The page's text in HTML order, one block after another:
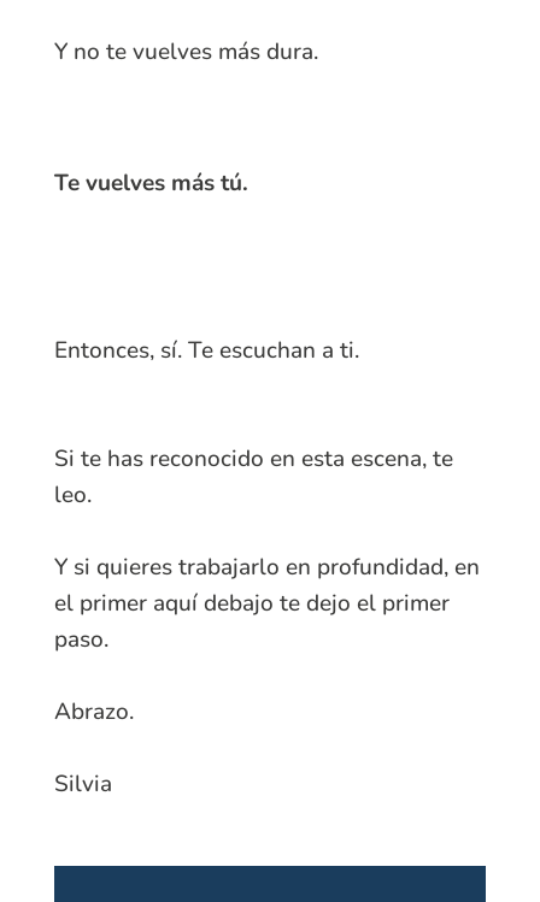
Y no te vuelves más dura.
Te vuelves más tú.
Entonces, sí. Te escuchan a ti.
Si te has reconocido en esta escena, te
leo.
Y si quieres trabajarlo en profundidad, en
el primer aquí debajo te dejo el primer
paso.
Abrazo.
Silvia